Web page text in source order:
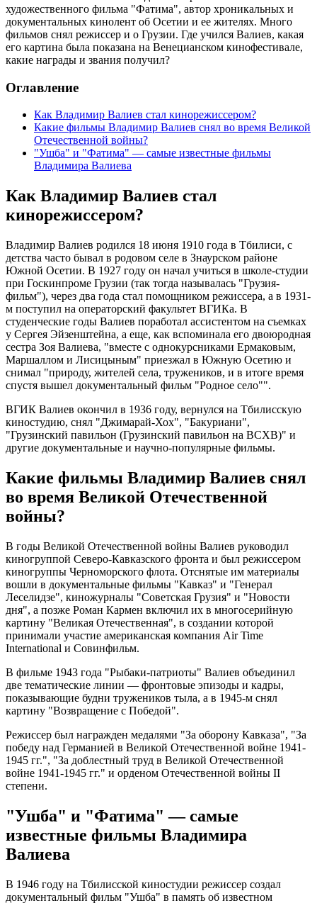
художественного фильма "Фатима", автор хроникальных и
документальных кинолент об Осетии и ее жителях. Много
фильмов снял режиссер и о Грузии. Где учился Валиев, какая
его картина была показана на Венецианском кинофестивале,
какие награды и звания получил?
Оглавление
Как Владимир Валиев стал кинорежиссером?
Какие фильмы Владимир Валиев снял во время Великой
Отечественной войны?
"Ушба" и "Фатима" — самые известные фильмы
Владимира Валиева
Как Владимир Валиев стал
кинорежиссером?
Владимир Валиев родился 18 июня 1910 года в Тбилиси, с
детства часто бывал в родовом селе в Знаурском районе
Южной Осетии. В 1927 году он начал учиться в школе-студии
при Госкинпроме Грузии (так тогда называлась "Грузия-
фильм"), через два года стал помощником режиссера, а в 1931-
м поступил на операторский факультет ВГИКа. В
студенческие годы Валиев поработал ассистентом на съемках
у Сергея Эйзенштейна, а еще, как вспоминала его двоюродная
сестра Зоя Валиева, "вместе с однокурсниками Ермаковым,
Маршаллом и Лисицыным" приезжал в Южную Осетию и
снимал "природу, жителей села, тружеников, и в итоге время
спустя вышел документальный фильм "Родное село"".
ВГИК Валиев окончил в 1936 году, вернулся на Тбилисскую
киностудию, снял "Джимарай-Хох", "Бакуриани",
"Грузинский павильон (Грузинский павильон на ВСХВ)" и
другие документальные и научно-популярные фильмы.
Какие фильмы Владимир Валиев снял
во время Великой Отечественной
войны?
В годы Великой Отечественной войны Валиев руководил
киногруппой Северо-Кавказского фронта и был режиссером
киногруппы Черноморского флота. Отснятые им материалы
вошли в документальные фильмы "Кавказ" и "Генерал
Леселидзе", киножурналы "Советская Грузия" и "Новости
дня", а позже Роман Кармен включил их в многосерийную
картину "Великая Отечественная", в создании которой
принимали участие американская компания Air Time
International и Совинфильм.
В фильме 1943 года "Рыбаки-патриоты" Валиев объединил
две тематические линии — фронтовые эпизоды и кадры,
показывающие будни тружеников тыла, а в 1945-м снял
картину "Возвращение с Победой".
Режиссер был награжден медалями "За оборону Кавказа", "За
победу над Германией в Великой Отечественной войне 1941-
1945 гг.", "За доблестный труд в Великой Отечественной
войне 1941-1945 гг." и орденом Отечественной войны II
степени.
"Ушба" и "Фатима" — самые
известные фильмы Владимира
Валиева
В 1946 году на Тбилисской киностудии режиссер создал
документальный фильм "Ушба" в память об известном